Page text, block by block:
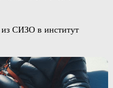
из СИЗО в институт